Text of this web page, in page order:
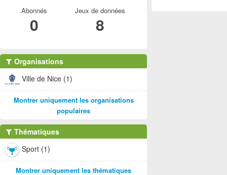
Abonnés
0
Jeux de données
8
Organisations
Ville de Nice (1)
Montrer uniquement les organisations
populaires
Thématiques
Sport (1)
Montrer uniquement les thématiques